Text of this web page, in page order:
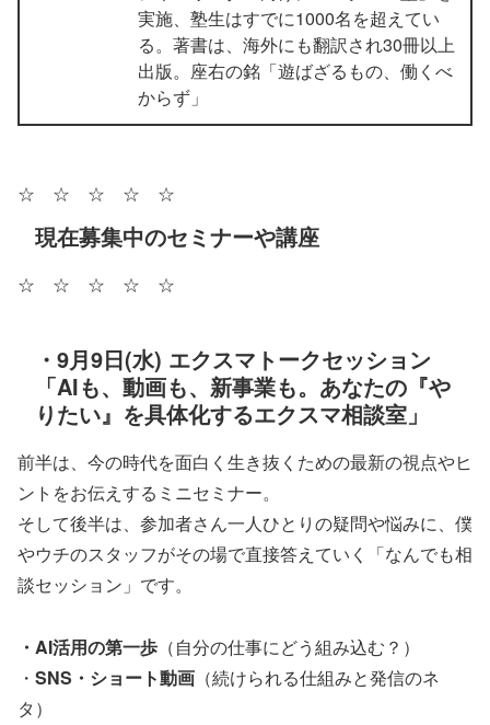
実施、塾生はすでに1000名を超えてい
る。著書は、海外にも翻訳され30冊以上
出版。座右の銘「遊ばざるもの、働くべ
からず」
☆ ☆ ☆ ☆ ☆
現在募集中のセミナーや講座
☆ ☆ ☆ ☆ ☆
・9月9日(水) エクスマトークセッション
「AIも、動画も、新事業も。あなたの『や
りたい』を具体化するエクスマ相談室」
前半は、今の時代を面白く生き抜くための最新の視点やヒ
ントをお伝えするミニセミナー。
そして後半は、参加者さん一人ひとりの疑問や悩みに、僕
やウチのスタッフがその場で直接答えていく「なんでも相
談セッション」です。
・AI活用の第一歩 （自分の仕事にどう組み込む？）
・ SNS・ショート動画 （続けられる仕組みと発信のネ
タ）